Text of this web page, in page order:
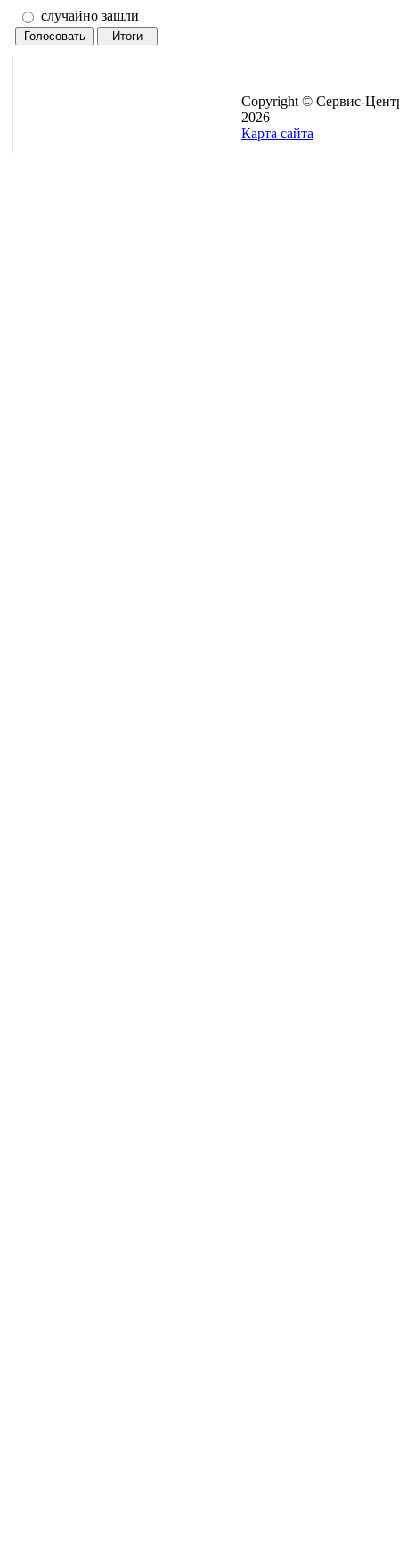
случайно зашли
Copyright © Сервис-
2026
Карта сайта